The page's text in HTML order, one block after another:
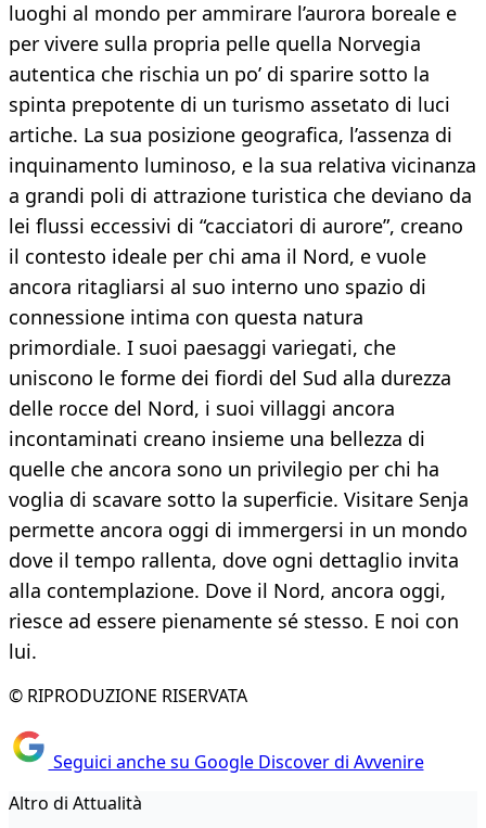
luoghi al mondo per ammirare l’aurora boreale e
per vivere sulla propria pelle quella Norvegia
autentica che rischia un po’ di sparire sotto la
spinta prepotente di un turismo assetato di luci
artiche. La sua posizione geografica, l’assenza di
inquinamento luminoso, e la sua relativa vicinanza
a grandi poli di attrazione turistica che deviano da
lei flussi eccessivi di “cacciatori di aurore”, creano
il contesto ideale per chi ama il Nord, e vuole
ancora ritagliarsi al suo interno uno spazio di
connessione intima con questa natura
primordiale. I suoi paesaggi variegati, che
uniscono le forme dei fiordi del Sud alla durezza
delle rocce del Nord, i suoi villaggi ancora
incontaminati creano insieme una bellezza di
quelle che ancora sono un privilegio per chi ha
voglia di scavare sotto la superficie. Visitare Senja
permette ancora oggi di immergersi in un mondo
dove il tempo rallenta, dove ogni dettaglio invita
alla contemplazione. Dove il Nord, ancora oggi,
riesce ad essere pienamente sé stesso. E noi con
lui.
© RIPRODUZIONE RISERVATA
Seguici anche su Google Discover di Avvenire
Altro di Attualità